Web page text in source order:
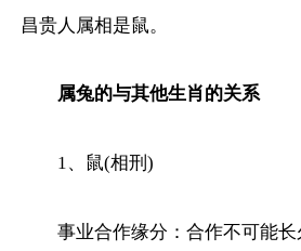
昌贵人属相是鼠。
属兔的与其他生肖的关系
1、鼠(相刑)
事业合作缘分：合作不可能